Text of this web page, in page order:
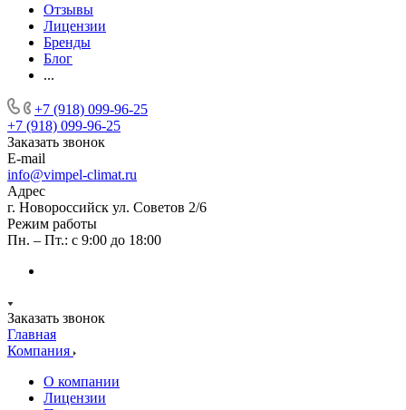
Отзывы
Лицензии
Бренды
Блог
...
+7 (918) 099-96-25
+7 (918) 099-96-25
Заказать звонок
E-mail
info@vimpel-climat.ru
Адрес
г. Новороссийск ул. Советов 2/6
Режим работы
Пн. – Пт.: с 9:00 до 18:00
Заказать звонок
Главная
Компания
О компании
Лицензии